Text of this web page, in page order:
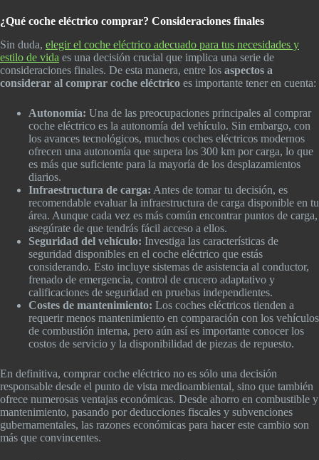
¿Qué coche eléctrico comprar? Consideraciones finales
Sin duda, elegir el coche eléctrico adecuado para tus necesidades y
estilo de vida es una decisión crucial que implica una serie de
consideraciones finales. De esta manera, entre los aspectos a
considerar al comprar coche eléctrico es importante tener en cuenta:
Autonomía: Una de las preocupaciones principales al comprar
coche eléctrico es la autonomía del vehículo. Sin embargo, con
los avances tecnológicos, muchos coches eléctricos modernos
ofrecen una autonomía que supera los 300 km por carga, lo que
es más que suficiente para la mayoría de los desplazamientos
diarios.
Infraestructura de carga: Antes de tomar tu decisión, es
recomendable evaluar la infraestructura de carga disponible en tu
área. Aunque cada vez es más común encontrar puntos de carga,
asegúrate de que tendrás fácil acceso a ellos.
Seguridad del vehículo: Investiga las características de
seguridad disponibles en el coche eléctrico que estás
considerando. Esto incluye sistemas de asistencia al conductor,
frenado de emergencia, control de crucero adaptativo y
calificaciones de seguridad en pruebas independientes.
Costes de mantenimiento: Los coches eléctricos tienden a
requerir menos mantenimiento en comparación con los vehículos
de combustión interna, pero aún así es importante conocer los
costos de servicio y la disponibilidad de piezas de repuesto.
En definitiva, comprar coche eléctrico no es sólo una decisión
responsable desde el punto de vista medioambiental, sino que también
ofrece numerosas ventajas económicas. Desde ahorro en combustible y
mantenimiento, pasando por deducciones fiscales y subvenciones
gubernamentales, las razones económicas para hacer este cambio son
más que convincentes.